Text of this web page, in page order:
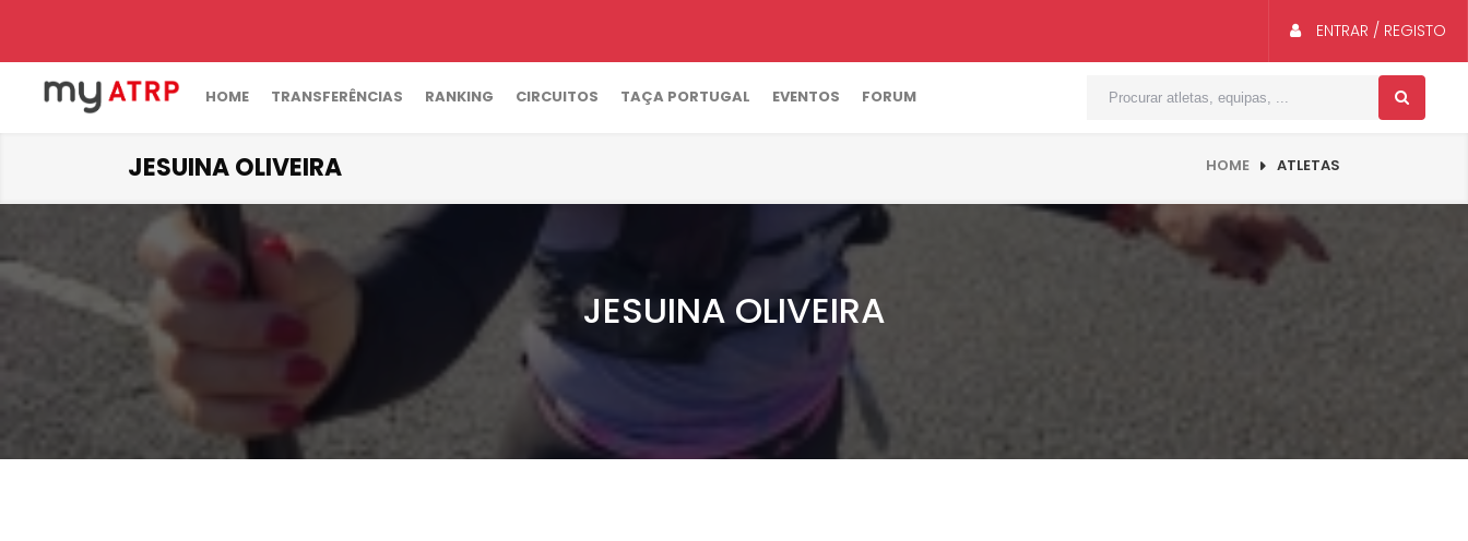
ENTRAR / REGISTO
HOME TRANSFERÊNCIAS RANKING CIRCUITOS TAÇA PORTUGAL EVENTOS FORUM
JESUINA OLIVEIRA HOME ATLETAS
JESUINA OLIVEIRA